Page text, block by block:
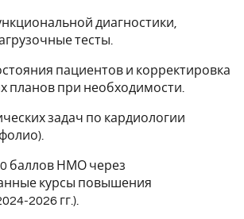
диагностики,
тесты.
пациентов и корректировка
планов при необходимости.
задач по кардиологии
баллов НМО через
курсы повышения
2026 гг.).